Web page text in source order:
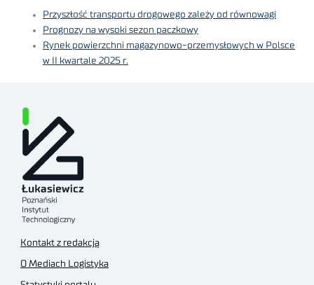
Przyszłość transportu drogowego zależy od równowagi
Prognozy na wysoki sezon paczkowy
Rynek powierzchni magazynowo-przemysłowych w Polsce
w II kwartale 2025 r.
Kontakt z redakcją
O Mediach Logistyka